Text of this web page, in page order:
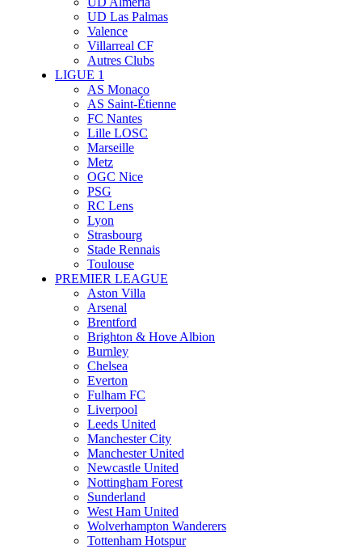
UD Las Palmas
Valence
Villarreal CF
Autres Clubs
LIGUE 1
AS Monaco
AS Saint-Étienne
FC Nantes
Lille LOSC
Marseille
Metz
OGC Nice
PSG
RC Lens
Lyon
Strasbourg
Stade Rennais
Toulouse
PREMIER LEAGUE
Aston Villa
Arsenal
Brentford
Brighton & Hove Albion
Burnley
Chelsea
Everton
Fulham FC
Liverpool
Leeds United
Manchester City
Manchester United
Newcastle United
Nottingham Forest
Sunderland
West Ham United
Wolverhampton Wanderers
Tottenham Hotspur